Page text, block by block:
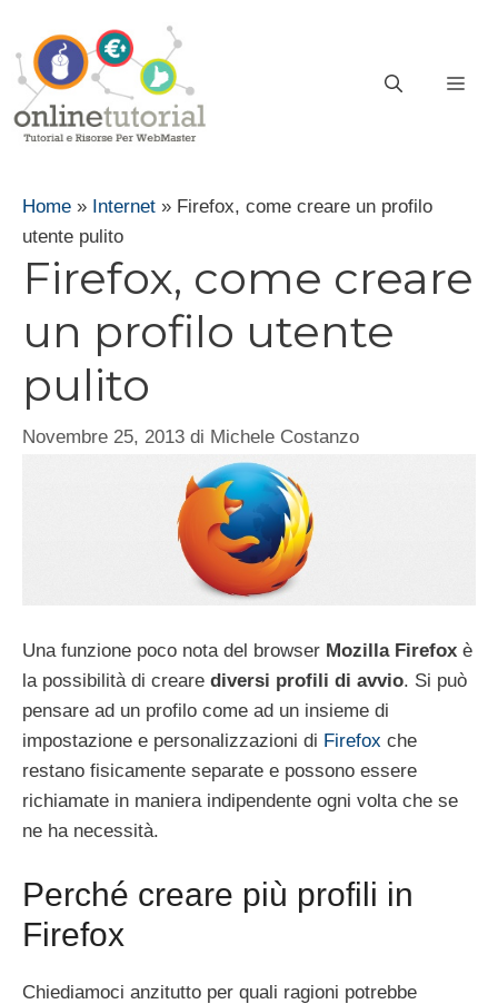
contenuto
Home » Internet » Firefox, come creare un profilo
utente pulito
Firefox, come creare
un profilo utente
pulito
Novembre 25, 2013 di Michele Costanzo
Una funzione poco nota del browser Mozilla Firefox è
la possibilità di creare diversi profili di avvio. Si può
pensare ad un profilo come ad un insieme di
impostazione e personalizzazioni di Firefox che
restano fisicamente separate e possono essere
richiamate in maniera indipendente ogni volta che se
ne ha necessità.
Perché creare più profili in
Firefox
Chiediamoci anzitutto per quali ragioni potrebbe